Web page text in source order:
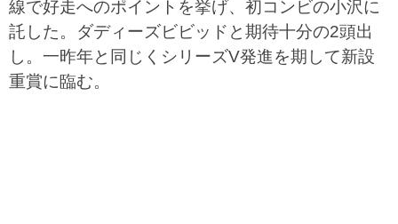
線で好走へのポイントを挙げ、初コンビの小沢に
託した。ダディーズビビッドと期待十分の2頭出
し。一昨年と同じくシリーズV発進を期して新設
重賞に臨む。